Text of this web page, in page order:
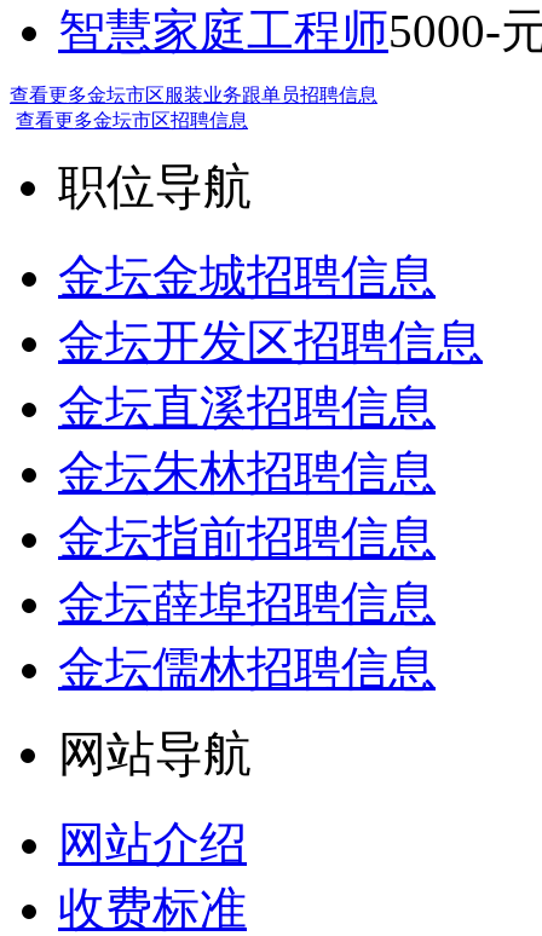
智慧家庭工程师5000-
查看更多金坛市区服装业务跟单员招聘信息
查看更多金坛市区招聘信息
职位导航
金坛金城招聘信息
金坛开发区招聘信息
金坛直溪招聘信息
金坛朱林招聘信息
金坛指前招聘信息
金坛薛埠招聘信息
金坛儒林招聘信息
网站导航
网站介绍
收费标准